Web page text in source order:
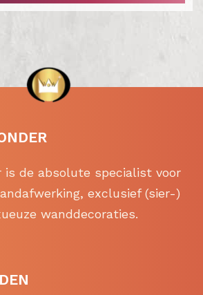
is de absolute specialist voor
exclusief (sier-)
wanddecoraties.